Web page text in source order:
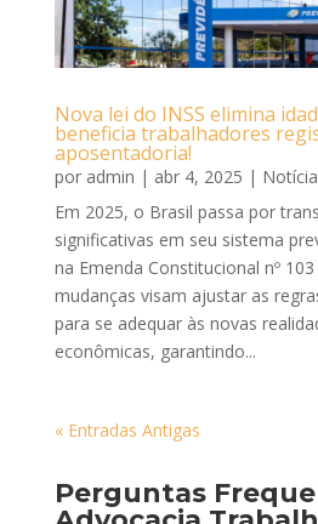
Nova lei do INSS elimina
beneficia trabalhadores
aposentadoria!
por admin | abr 4, 2025 |
Em 2025, o Brasil passa por
significativas em seu sistema
na Emenda Constitucional nº
mudanças visam ajustar as
para se adequar às novas
econômicas, garantindo...
« Entradas Antigas
Perguntas